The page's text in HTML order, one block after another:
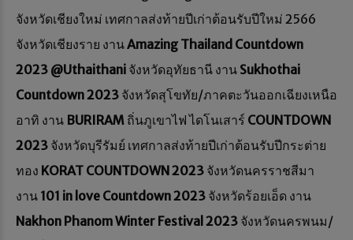
จังหวัดเชียงใหม่ เทศกาลส่งท้ายปีเก่าต้อนรับปีใหม่ 2566
จังหวัดเชียงราย งานAmazing Thailand Countdown
2023 @Uthaithani จังหวัดอุทัยธานี งาน Sukhothai
Countdown 2023 จังหวัดสุโขทัย/ภาคตะวันออกเฉียงเหนือ
อาทิ งาน BURIRAM ถิ่นภูเขาไฟ ไดโนเสาร์ COUNTDOWN
2023 จังหวัดบุรีรัมย์ เทศกาลส่งท้ายปีเก่าต้อนรับปีกระต่าย
ทอง KORAT COUNTDOWN 2023 จังหวัดนครราชสีมา
งาน 101 in love Countdown 2023 จังหวัดร้อยเอ็ด งาน
Nakhon Phanom Winter Festival 2023 จังหวัดนครพนม/